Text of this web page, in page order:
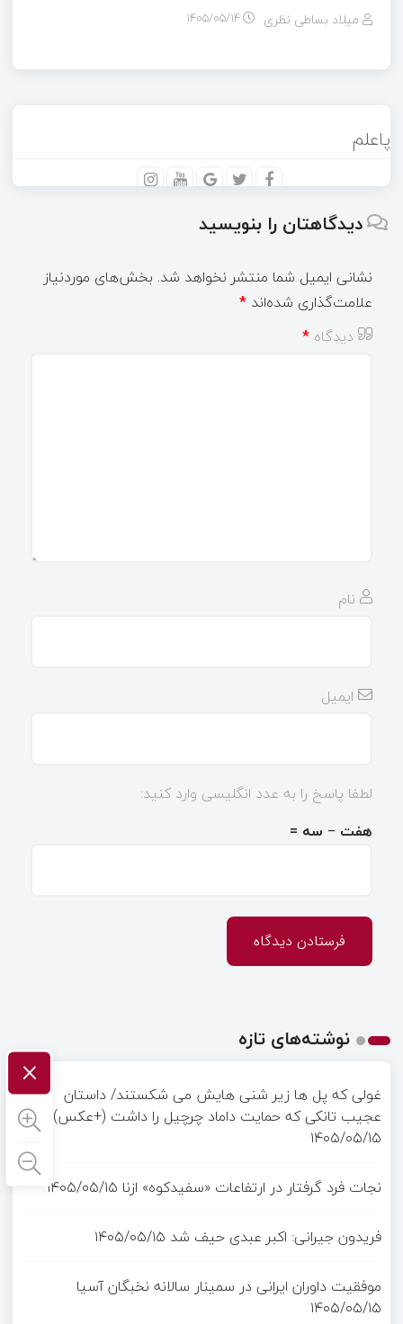
میلاد بساطی نظری ۱۴۰۵/۰۵/۱۴
پاعلم
دیدگاهتان را بنویسید
نشانی ایمیل شما منتشر نخواهد شد. بخش‌های موردنیاز
علامت‌گذاری شده‌اند *
دیدگاه *
نام
ایمیل
لطفا پاسخ را به عدد انگلیسی وارد کنید:
هفت − سه =
نوشته‌های تازه
غولی که پل ها زیر شنی هایش می شکستند/ داستان
عجیب تانکی که حمایت داماد چرچیل را داشت (+عکس)
۱۴۰۵/۰۵/۱۵
نجات فرد گرفتار در ارتفاعات «سفیدکوه» ازنا ۱۴۰۵/۰۵/۱۵
فریدون جیرانی: اکبر عبدی حیف شد ۱۴۰۵/۰۵/۱۵
موفقیت داوران ایرانی در سمینار سالانه نخبگان آسیا
۱۴۰۵/۰۵/۱۵
×